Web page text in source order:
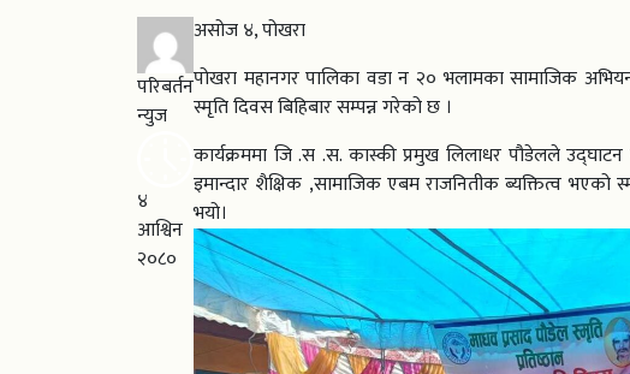
परिबर्तन
न्युज
४
आश्विन
२०८०
असोज ४, पोखरा
पोखरा महानगर पालिका वडा न २० भलामका सामाजिक
स्मृति दिवस बिहिबार सम्पन्न गरेको छ ।
कार्यक्रममा जि .स .स. कास्की प्रमुख लिलाधर पौडेलले
इमान्दार शैक्षिक ,सामाजिक एबम राजनितीक ब्यक्तित्व
भयो।